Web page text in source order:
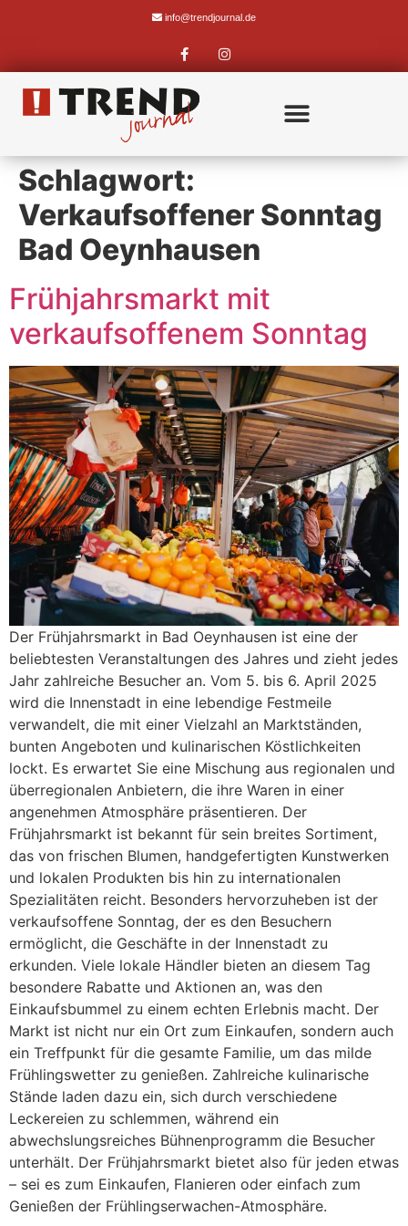
info@trendjournal.de
Schlagwort:
Verkaufsoffener Sonntag
Bad Oeynhausen
Frühjahrsmarkt mit
verkaufsoffenem Sonntag
Der Frühjahrsmarkt in Bad Oeynhausen ist eine der
beliebtesten Veranstaltungen des Jahres und zieht jedes
Jahr zahlreiche Besucher an. Vom 5. bis 6. April 2025
wird die Innenstadt in eine lebendige Festmeile
verwandelt, die mit einer Vielzahl an Marktständen,
bunten Angeboten und kulinarischen Köstlichkeiten
lockt. Es erwartet Sie eine Mischung aus regionalen und
überregionalen Anbietern, die ihre Waren in einer
angenehmen Atmosphäre präsentieren. Der
Frühjahrsmarkt ist bekannt für sein breites Sortiment,
das von frischen Blumen, handgefertigten Kunstwerken
und lokalen Produkten bis hin zu internationalen
Spezialitäten reicht. Besonders hervorzuheben ist der
verkaufsoffene Sonntag, der es den Besuchern
ermöglicht, die Geschäfte in der Innenstadt zu
erkunden. Viele lokale Händler bieten an diesem Tag
besondere Rabatte und Aktionen an, was den
Einkaufsbummel zu einem echten Erlebnis macht. Der
Markt ist nicht nur ein Ort zum Einkaufen, sondern auch
ein Treffpunkt für die gesamte Familie, um das milde
Frühlingswetter zu genießen. Zahlreiche kulinarische
Stände laden dazu ein, sich durch verschiedene
Leckereien zu schlemmen, während ein
abwechslungsreiches Bühnenprogramm die Besucher
unterhält. Der Frühjahrsmarkt bietet also für jeden etwas
– sei es zum Einkaufen, Flanieren oder einfach zum
Genießen der Frühlingserwachen-Atmosphäre.